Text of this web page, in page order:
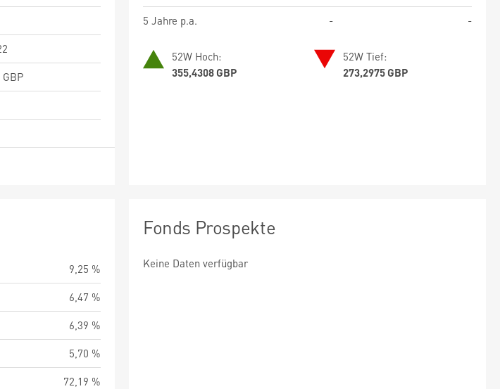
5 Jahre p.a.
- -
52W Hoch:
355,4308 GBP
52W Tief:
273,2975 GBP
9,25 %
6,47 %
6,39 %
5,70 %
72,19 %
Fonds Prospekte
Keine Daten verfügbar